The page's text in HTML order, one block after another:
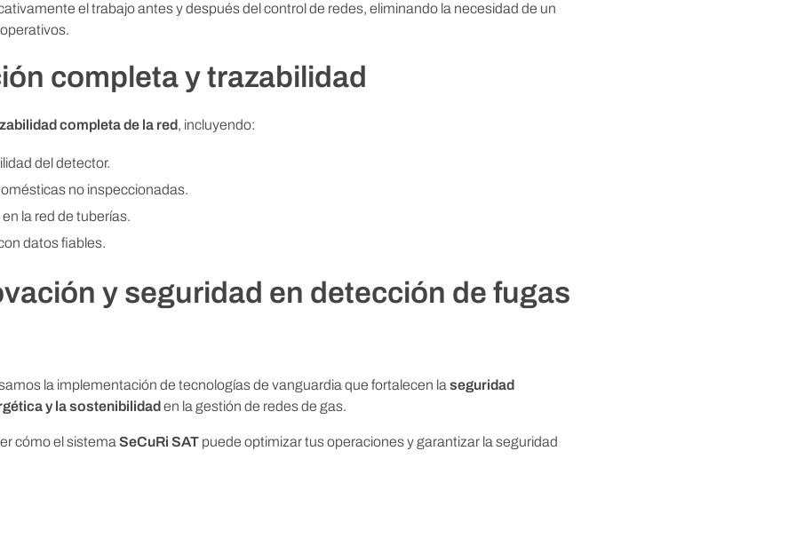
el trabajo antes y después del control de redes, eliminando la necesidad de un
completa y trazabilidad
completa de la red, incluyendo:
del detector.
no inspeccionadas.
la red de tuberías.
datos fiables.
y seguridad en detección de fugas
la implementación de tecnologías de vanguardia que fortalecen la seguridad
y la sostenibilidaden la gestión de redes de gas.
cómo el sistema SeCuRi SAT puede optimizar tus operaciones y garantizar la seguridad